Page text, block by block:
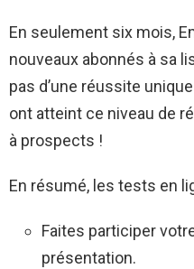
En seulement six mois,
nouveaux abonnés à sa
pas d’une réussite
ont atteint ce niveau de
à prospects !
En résumé, les tests en
Faites participer
présentation.